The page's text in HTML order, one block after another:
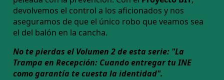
devolvemos el control a los aficionados y nos
aseguramos de que el único robo que veamos sea
el del balón en la cancha.
No te pierdas el Volumen 2 de esta serie: "La
Trampa en Recepción: Cuando entregar tu INE
como garantía te cuesta la identidad".